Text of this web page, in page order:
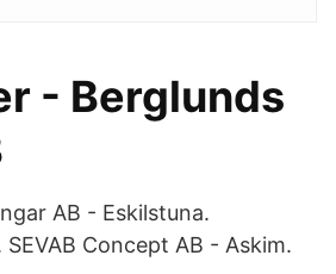
- Berglunds
AB - Eskilstuna.
Concept AB - Askim.